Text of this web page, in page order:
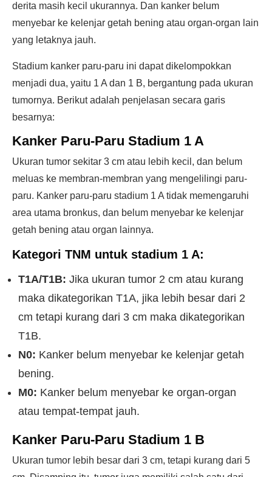
derita masih kecil ukurannya. Dan kanker belum
menyebar ke kelenjar getah bening atau organ-organ lain
yang letaknya jauh.
Stadium kanker paru-paru ini dapat dikelompokkan
menjadi dua, yaitu 1 A dan 1 B, bergantung pada ukuran
tumornya. Berikut adalah penjelasan secara garis
besarnya:
Kanker Paru-Paru Stadium 1 A
Ukuran tumor sekitar 3 cm atau lebih kecil, dan belum
meluas ke membran-membran yang mengelilingi paru-
paru. Kanker paru-paru stadium 1 A tidak memengaruhi
area utama bronkus, dan belum menyebar ke kelenjar
getah bening atau organ lainnya.
Kategori TNM untuk stadium 1 A:
T1A/T1B: Jika ukuran tumor 2 cm atau kurang
maka dikategorikan T1A, jika lebih besar dari 2
cm tetapi kurang dari 3 cm maka dikategorikan
T1B.
N0: Kanker belum menyebar ke kelenjar getah
bening.
M0: Kanker belum menyebar ke organ-organ
atau tempat-tempat jauh.
Kanker Paru-Paru Stadium 1 B
Ukuran tumor lebih besar dari 3 cm, tetapi kurang dari 5